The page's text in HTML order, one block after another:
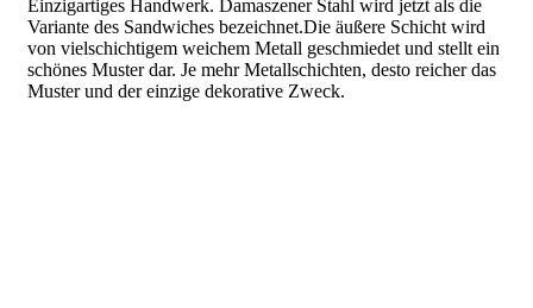
Einzigartiges Handwerk. Damaszener Stahl wird jetzt als die
Variante des Sandwiches bezeichnet.Die äußere Schicht wird
von vielschichtigem weichem Metall geschmiedet und stellt ein
schönes Muster dar. Je mehr Metallschichten, desto reicher das
Muster und der einzige dekorative Zweck.